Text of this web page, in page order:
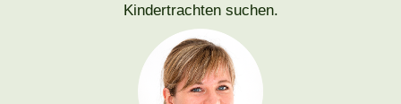
Kindertrachten suchen.